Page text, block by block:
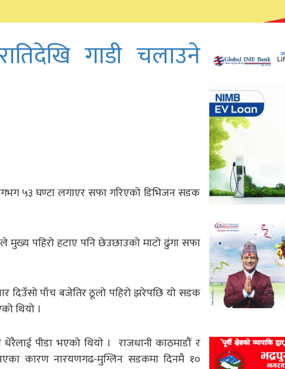
गाडी चलाउने
५३ घण्टा लगाएर सफा गरिएको डिभिजन सडक
पहिरो हटाए पनि छेउछाउको माटो ढुंगा सफा
दिउँसो पाँच बजेतिर ठूलो पहिरो झरेपछि यो सडक
थियो ।
पीडा भएको थियाे । राजधानी काठमाडौं र
कारण नारयणगढ-मुग्लिन सडकमा दिनमै १०